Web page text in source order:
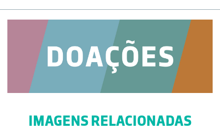
IMAGENS RELACIONADAS